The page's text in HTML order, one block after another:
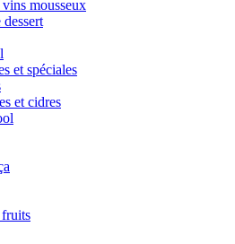
mousseux
et spéciales
et cidres